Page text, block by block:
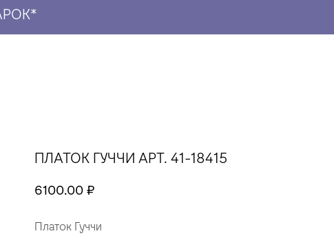
*
ПЛАТОК ГУЧЧИ АРТ. 41-18415
6100.00 ₽
Платок Гуччи